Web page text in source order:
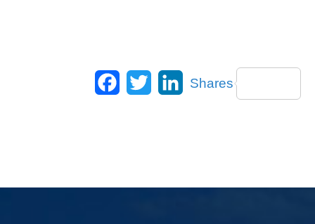
Facebook
Twitter LinkedIn
Shares